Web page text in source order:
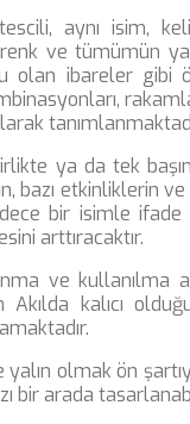
aynı isim,
ve tümümün ya
olan ibareler gibi
ya da tek
bazı etkinliklerin ve
bir isimle ifade
arttıracaktır.
ve kullanılma
kalıcı
yalın olmak ön
bir arada